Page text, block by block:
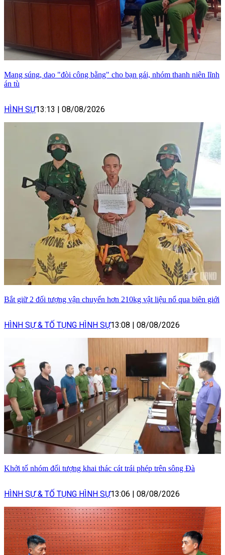
Mang súng, dao "đòi công bằng" cho bạn gái, nhóm thanh niên lĩnh
án tù
HÌNH SỰ13:13 08/08/2026
Bắt giữ 2 đối tượng vận chuyển hơn 210kg vật liệu nổ qua biên giới
HÌNH SỰ & TỐ TỤNG HÌNH SỰ13:08 08/08/2026
Khởi tố nhóm đối tượng khai thác cát trái phép trên sông Đà
HÌNH SỰ & TỐ TỤNG HÌNH SỰ13:06 | 08/08/2026